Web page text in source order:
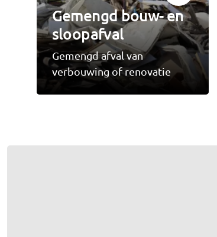
Gemengd bouw- en
sloopafval
Gemengd afval van
verbouwing of renovatie